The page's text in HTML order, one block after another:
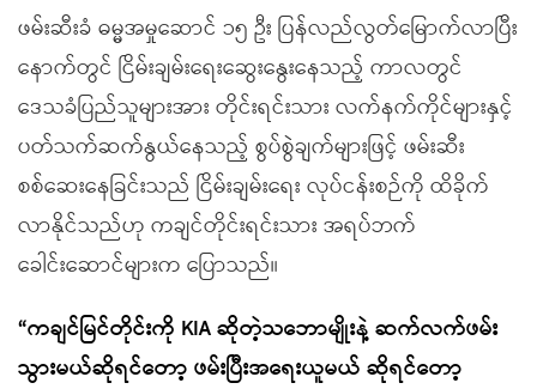
ဖမ်းဆီးခံ ဓမ္မအမှုဆောင် ၁၅ ဦး ပြန်လည်လွတ်မြောက်လာပြီး
နောက်တွင် ငြိမ်းချမ်းရေးဆွေးနွေးနေသည့် ကာလတွင်
ဒေသခံပြည်သူများအား တိုင်းရင်းသား လက်နက်ကိုင်များနှင့်
ပတ်သက်ဆက်နွယ်နေသည့် စွပ်စွဲချက်များဖြင့် ဖမ်းဆီး
စစ်ဆေးနေခြင်းသည် ငြိမ်းချမ်းရေး လုပ်ငန်းစဉ်ကို ထိခိုက်
လာနိုင်သည်ဟု ကချင်တိုင်းရင်းသား အရပ်ဘက်
ခေါင်းဆောင်များက ပြောသည်။
“ကချင်မြင်တိုင်းကို KIA ဆိုတဲ့သဘောမျိုးနဲ့ ဆက်လက်ဖမ်း
သွားမယ်ဆိုရင်တော့ ဖမ်းပြီးအရေးယူမယ် ဆိုရင်တော့